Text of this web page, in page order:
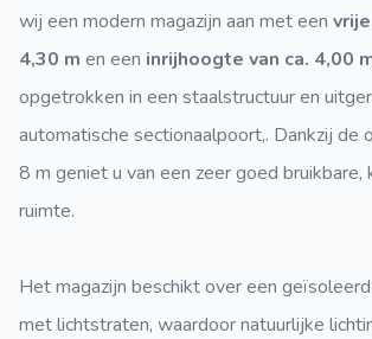
wij een modern magazijn aan met een
4,30 m en een inrijhoogte van ca. 4,00
opgetrokken in een staalstructuur en
automatische sectionaalpoort,. Dankzij de
8 m geniet u van een zeer goed bruikbare,
ruimte.
Het magazijn beschikt over een
met lichtstraten, waardoor natuurlijke